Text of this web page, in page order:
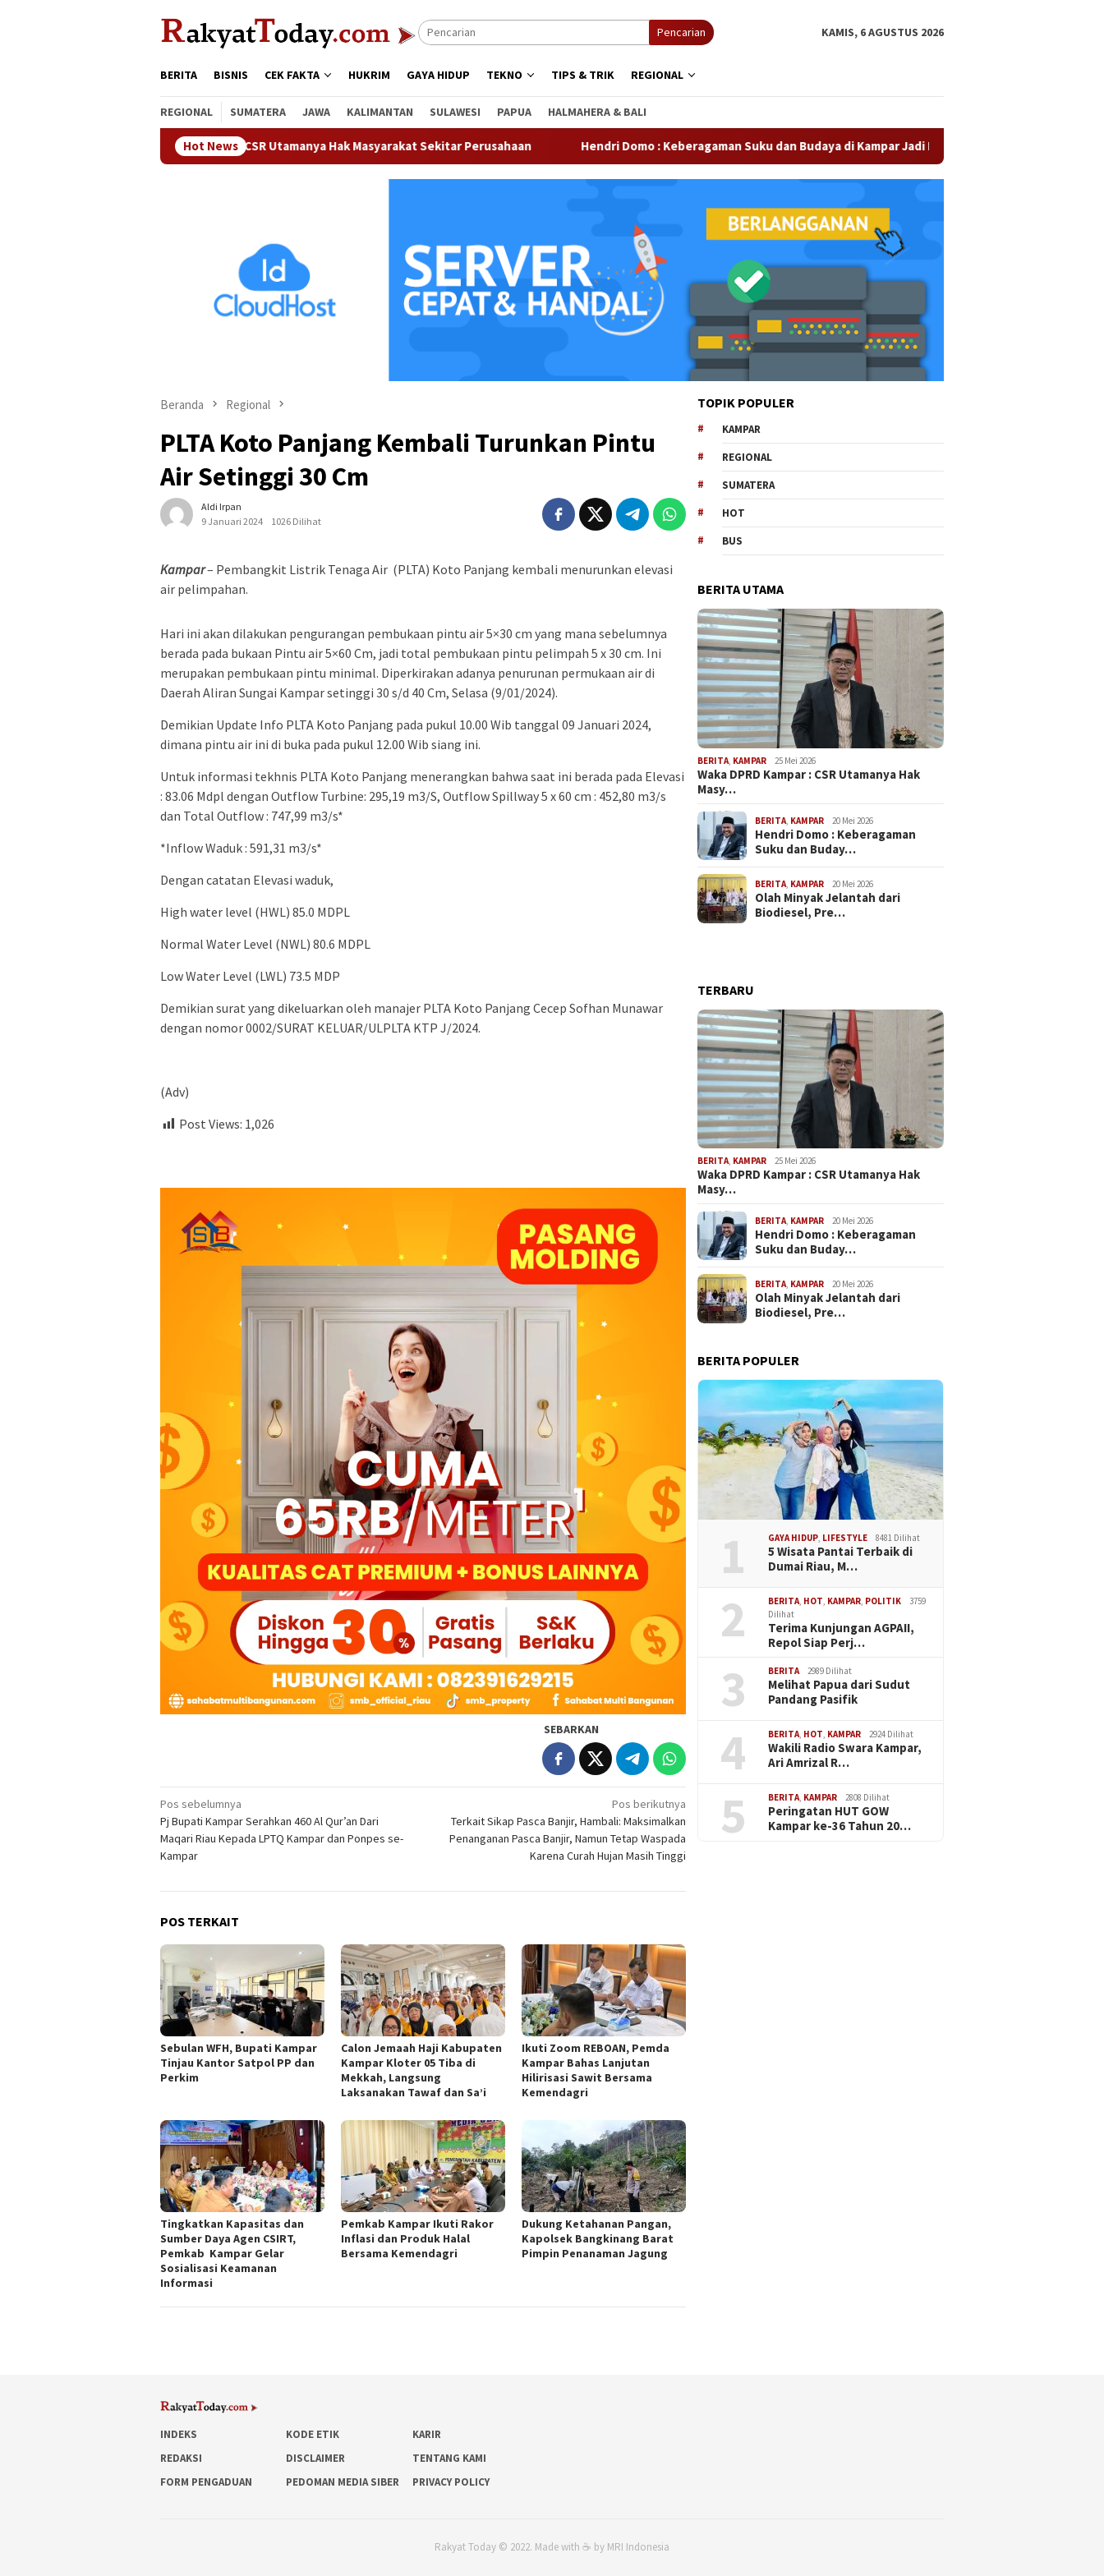
Pencarian KAMIS, 6 AGUSTUS 2026
BERITA BISNIS CEK FAKTA HUKRIM GAYA HIDUP TEKNO TIPS & TRIK REGIONAL
REGIONAL SUMATERA JAWA KALIMANTAN SULAWESI PAPUA HALMAHERA & BALI
Hot News
Waka DPRD Kampar : CSR Utamanya Hak Masyarakat Sekitar Perusahaan Hendri Domo : Keberagaman Suku dan Budaya di Kampar Jadi Kekuatan Persaudaraan
Beranda Regional
PLTA Koto Panjang Kembali Turunkan Pintu
Air Setinggi 30 Cm
Aldi Irpan
9 Januari 2024
1026 Dilihat
Kampar– Pembangkit Listrik Tenaga Air (PLTA) Koto Panjang kembali menurunkan elevasi
air pelimpahan.
Hari ini akan dilakukan pengurangan pembukaan pintu air 5×30 cm yang mana sebelumnya
berada pada bukaan Pintu air 5×60 Cm, jadi total pembukaan pintu pelimpah 5 x 30 cm. Ini
merupakan pembukaan pintu minimal. Diperkirakan adanya penurunan permukaan air di
Daerah Aliran Sungai Kampar setinggi 30 s/d 40 Cm, Selasa (9/01/2024).
Demikian Update Info PLTA Koto Panjang pada pukul 10.00 Wib tanggal 09 Januari 2024,
dimana pintu air ini di buka pada pukul 12.00 Wib siang ini.
Untuk informasi tekhnis PLTA Koto Panjang menerangkan bahwa saat ini berada pada Elevasi
: 83.06 Mdpl dengan Outflow Turbine: 295,19 m3/S, Outflow Spillway 5 x 60 cm : 452,80 m3/s
dan Total Outflow : 747,99 m3/s*
*Inflow Waduk : 591,31 m3/s*
Dengan catatan Elevasi waduk,
High water level (HWL) 85.0 MDPL
Normal Water Level (NWL) 80.6 MDPL
Low Water Level (LWL) 73.5 MDP
Demikian surat yang dikeluarkan oleh manajer PLTA Koto Panjang Cecep Sofhan Munawar
dengan nomor 0002/SURAT KELUAR/ULPLTA KTP J/2024.
(Adv)
Post Views: 1,026
SEBARKAN
Navigasi
pos
Pos sebelumnya
Pj Bupati Kampar Serahkan 460 Al Qur’an Dari
Maqari Riau Kepada LPTQ Kampar dan Ponpes se-
Kampar
Pos berikutnya
Terkait Sikap Pasca Banjir, Hambali: Maksimalkan
Penanganan Pasca Banjir, Namun Tetap Waspada
Karena Curah Hujan Masih Tinggi
POS TERKAIT
Sebulan WFH, Bupati Kampar
Tinjau Kantor Satpol PP dan
Perkim
Calon Jemaah Haji Kabupaten
Kampar Kloter 05 Tiba di
Mekkah, Langsung
Laksanakan Tawaf dan Sa’i
Ikuti Zoom REBOAN, Pemda
Kampar Bahas Lanjutan
Hilirisasi Sawit Bersama
Kemendagri
Tingkatkan Kapasitas dan
Sumber Daya Agen CSIRT,
Pemkab Kampar Gelar
Sosialisasi Keamanan
Informasi
Pemkab Kampar Ikuti Rakor
Inflasi dan Produk Halal
Bersama Kemendagri
Dukung Ketahanan Pangan,
Kapolsek Bangkinang Barat
Pimpin Penanaman Jagung
TOPIK POPULER
KAMPAR
REGIONAL
SUMATERA
HOT
BUS
BERITA UTAMA
BERITA KAMPAR 25 Mei 2026
Waka DPRD Kampar : CSR Utamanya Hak
Masy…
BERITA KAMPAR 20 Mei 2026
Hendri Domo : Keberagaman
Suku dan Buday…
BERITA KAMPAR 20 Mei 2026
Olah Minyak Jelantah dari
Biodiesel, Pre…
TERBARU
BERITA, KAMPAR 25 Mei 2026
Waka DPRD Kampar : CSR Utamanya Hak
Masy…
BERITA, KAMPAR 20 Mei 2026
Hendri Domo : Keberagaman
Suku dan Buday…
BERITA, KAMPAR 20 Mei 2026
Olah Minyak Jelantah dari
Biodiesel, Pre…
BERITA POPULER
1 GAYA HIDUP, LIFESTYLE 8481 Dilihat
5 Wisata Pantai Terbaik di
Dumai Riau, M…
2 BERITA, HOT, KAMPAR, POLITIK
3759
Dilihat
Terima Kunjungan AGPAII,
Repol Siap Perj…
3 BERITA 2989 Dilihat
Melihat Papua dari Sudut
Pandang Pasifik
4 BERITA, HOT, KAMPAR 2924 Dilihat
Wakili Radio Swara Kampar,
Ari Amrizal R…
5 BERITA, KAMPAR 2808 Dilihat
Peringatan HUT GOW
Kampar ke-36 Tahun 20…
INDEKS KODE ETIK
KARIR
REDAKSI
DISCLAIMER
TENTANG KAMI
FORM PENGADUAN
PEDOMAN MEDIA SIBER PRIVACY POLICY
Rakyat Today © 2022. Made with ☕ by MRI Indonesia